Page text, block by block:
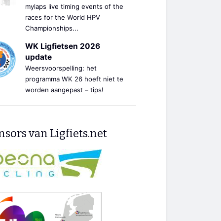
mylaps live timing events of the
races for the World HPV
Championships...
WK Ligfietsen 2026
update
Weersvoorspelling: het
programma WK 26 hoeft niet te
worden aangepast – tips!
van Ligfiets.net